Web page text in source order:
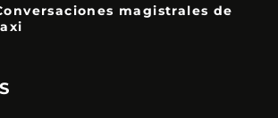
magistrales de